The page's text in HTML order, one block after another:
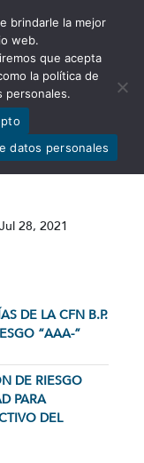
Jul 28, 2021
DE LA CFN B.P.
“AAA-”
DE RIESGO
PARA
DEL
brindarle la mejor
web.
que acepta
la política de
personales.
datos personales